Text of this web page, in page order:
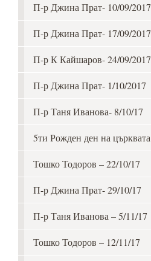
П-р Джина Прат- 10/09/2017
П-р Джина Прат- 17/09/2017
П-р К Кайшаров- 24/09/2017
П-р Джина Прат- 1/10/2017
П-р Таня Иванова- 8/10/17
5ти Рожден ден на църквата
Тошко Тодоров – 22/10/17
П-р Джина Прат- 29/10/17
П-р Таня Иванова – 5/11/17
Тошко Тодоров – 12/11/17